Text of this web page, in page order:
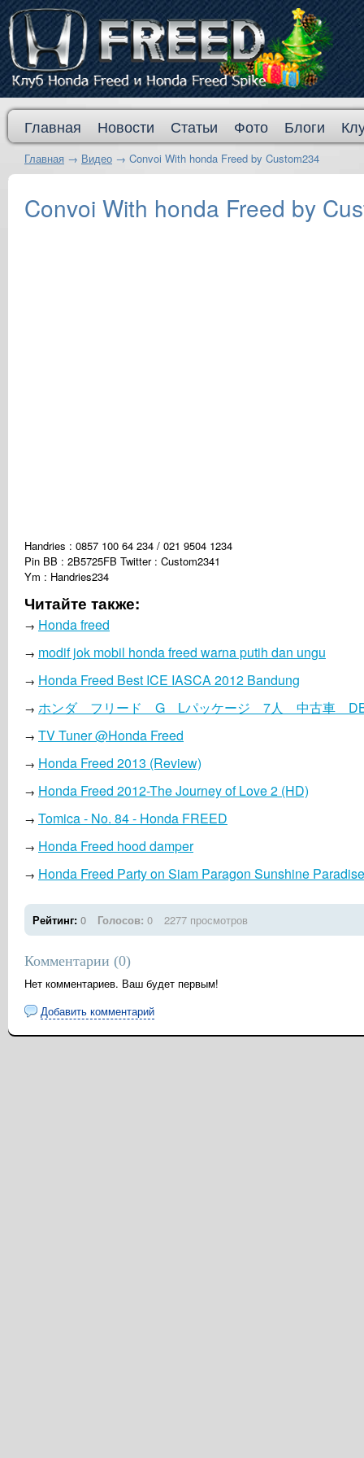
Главная Новости Статьи Фото Блоги
Главная → Видео → Convoi With honda Freed by Custom234
Convoi With honda Freed by
Handries : 0857 100 64 234 / 021 9504 1234
Pin BB : 2B5725FB Twitter : Custom2341
Ym : Handries234
Читайте также:
→ Honda freed
→ modif jok mobil honda freed warna putih dan ungu
→ Honda Freed Best ICE IASCA 2012 Bandung
→ ホンダ フリード G Lパッケージ 7人 中古車
→ TV Tuner @Honda Freed
→ Honda Freed 2013 (Review)
→ Honda Freed 2012-The Journey of Love 2 (HD)
→ Tomica - No. 84 - Honda FREED
→ Honda Freed hood damper
→ Honda Freed Party on Siam Paragon Sunshine
Рейтинг: 0 Голосов: 0 2277 просмотров
Комментарии (0)
Нет комментариев. Ваш будет первым!
Добавить комментарий